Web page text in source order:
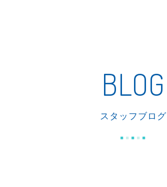
BLOG
スタッフブログ